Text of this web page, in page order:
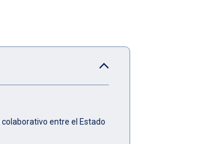
colaborativo entre el Estado